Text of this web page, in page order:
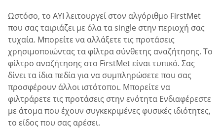
Ωστόσο, το AYI λειτουργεί στον αλγόριθμο FirstMet
που σας ταιριάζει με όλα τα single στην περιοχή σας
τυχαία. Μπορείτε να αλλάξετε τις προτάσεις
χρησιμοποιώντας τα φίλτρα σύνθετης αναζήτησης. Το
φίλτρο αναζήτησης στο FirstMet είναι τυπικό. Σας
δίνει τα ίδια πεδία για να συμπληρώσετε που σας
προσφέρουν άλλοι ιστότοποι. Μπορείτε να
φιλτράρετε τις προτάσεις στην ενότητα Ενδιαφέρεστε
με άτομα που έχουν συγκεκριμένες φυσικές ιδιότητες,
το είδος που σας αρέσει.